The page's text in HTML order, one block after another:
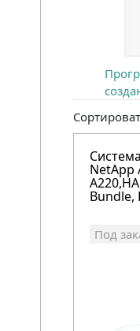
NetApp
Bundle,
Под